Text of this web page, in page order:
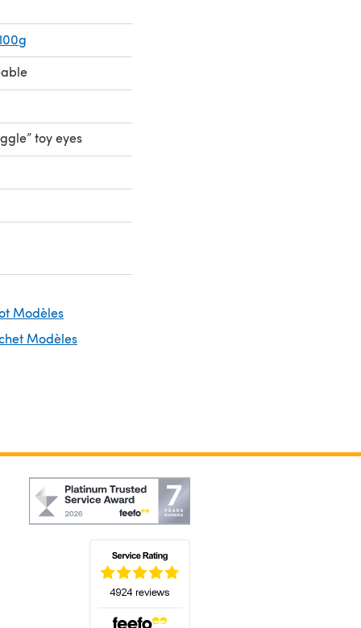
toy eyes
Modèles
Modèles